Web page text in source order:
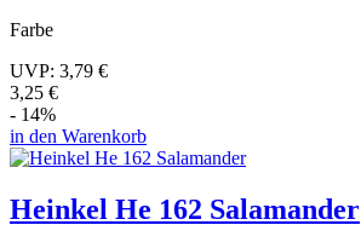
Farbe
UVP: 3,79 €
3,25 €
- 14%
in den Warenkorb
Heinkel He 162 Salamander